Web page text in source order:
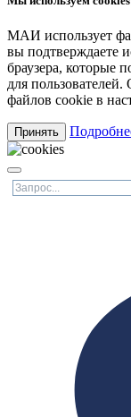
МАИ использует
вы подтверждаете
браузера, которые
для
файлов cookie в
Принять